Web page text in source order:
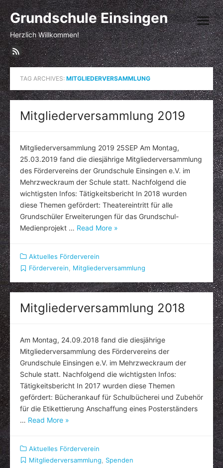
Skip
to
content
Grundschule Einsingen
Herzlich Willkommen!
open
menu
TAG ARCHIVES: MITGLIEDERVERSAMMLUNG
Mitgliederversammlung 2019
Mitgliederversammlung 2019 25SEP Am Montag,
25.03.2019 fand die diesjährige Mitgliederversammlung
des Fördervereins der Grundschule Einsingen e.V. im
Mehrzweckraum der Schule statt. Nachfolgend die
wichtigsten Infos: Tätigkeitsbericht In 2018 wurden
diese Themen gefördert: Theatereintritt für alle
Grundschüler Erweiterungen für das Grundschul-
Medienprojekt … Read More »
Aktuelles Förderverein
Förderverein, Mitgliederversammlung
Mitgliederversammlung 2018
Am Montag, 24.09.2018 fand die diesjährige
Mitgliederversammlung des Fördervereins der
Grundschule Einsingen e.V. im Mehrzweckraum der
Schule statt. Nachfolgend die wichtigsten Infos:
Tätigkeitsbericht In 2017 wurden diese Themen
gefördert: Bücherankauf für Schulbücherei und Zubehör
für die Etikettierung Anschaffung eines Posterständers
… Read More »
Aktuelles Förderverein
Mitgliederversammlung
Spenden